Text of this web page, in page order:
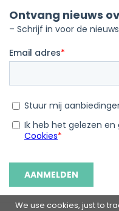
We use cookies, just to